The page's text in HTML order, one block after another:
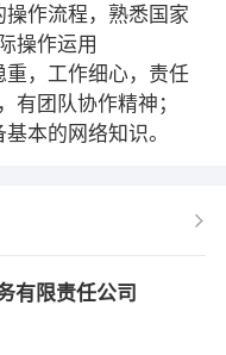
作流程，熟悉国家
操作运用
，工作细心，责任
有团队协作精神；
本的网络知识。
有限责任公司